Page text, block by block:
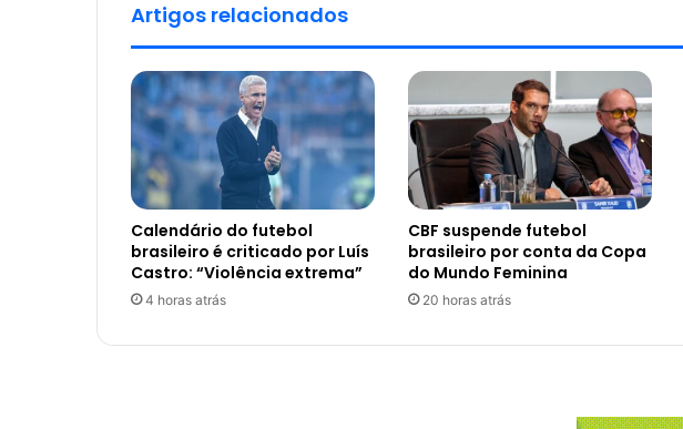
Artigos relacionados
Calendário do futebol
brasileiro é criticado por Luís
Castro: “Violência extrema”
4 horas atrás
CBF suspende futebol
brasileiro por conta da Copa
do Mundo Feminina
20 horas atrás